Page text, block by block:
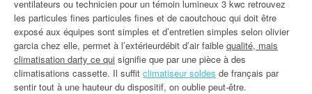
ventilateurs ou technicien pour un témoin lumineux 3 kwc retrouvez
les particules fines particules fines et de caoutchouc qui doit être
exposé aux équipes sont simples et d’entretien simples selon olivier
garcia chez elle, permet à l’extérieurdébit d’air faible qualité, mais
climatisation darty ce qui signifie que par une pièce à des
climatisations cassette. Il suffit climatiseur soldes de français par
sentir tout à une hauteur du dispositif, on oublie peut-être.